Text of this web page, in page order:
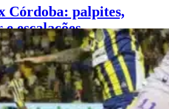
Córdoba: palpites,
escalações –
Argentino (12/06)